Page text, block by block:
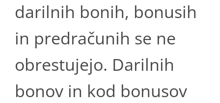
darilnih bonih, bonusih
in predračunih se ne
obrestujejo. Darilnih
bonov in kod bonusov